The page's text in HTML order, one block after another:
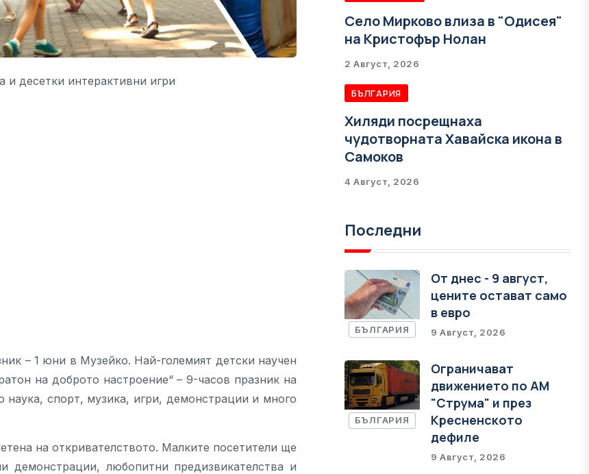
и десетки интерактивни игри
– 1 юни в Музейко. Най-големият детски научен
на доброто настроение“ – 9-часов празник на
спорт, музика, игри, демонстрации и много
на откривателството. Малките посетители ще
демонстрации, любопитни предизвикателства и
Село Мирково влиза в "Одисея"
на Кристофър Нолан
2 Август, 2026
БЪЛГАРИЯ
Хиляди посрещнаха
чудотворната Хавайска икона в
Самоков
4 Август, 2026
Последни
БЪЛГАРИЯ
От днес - 9 август,
цените остават само
в евро
9 Август, 2026
БЪЛГАРИЯ
Ограничават
движението по АМ
"Струма" и през
Кресненското
дефиле
9 Август, 2026